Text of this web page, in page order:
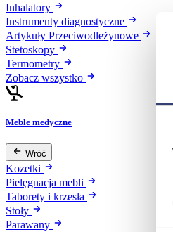
Inhalatory
Instrumenty diagnostyczne
Artykuły Przeciwodleżynowe
Stetoskopy
Termometry
Zobacz wszystko
Meble medyczne
Wróć
Kozetki
Pielęgnacja mebli
Taborety i krzesła
Stoły
Parawany